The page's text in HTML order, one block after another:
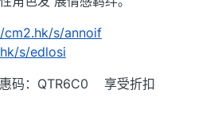
cm2.hk/s/annoif
s/edlosi
码：QTR6C0 享受折扣